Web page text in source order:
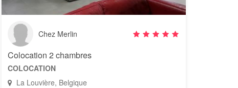
Chez Merlin
Colocation 2 chambres
COLOCATION
La Louvière, Belgique